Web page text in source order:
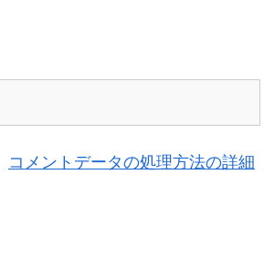
コメントデータの処理方法の詳細